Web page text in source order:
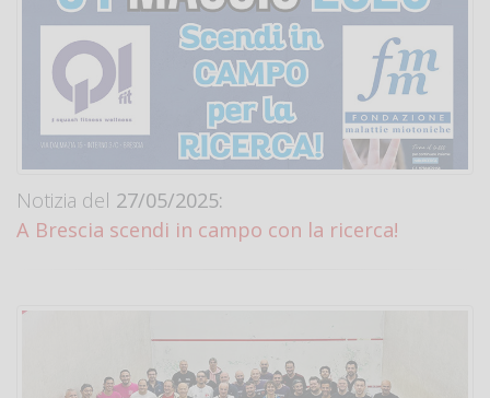
Notizia del 27/05/2025:
A Brescia scendi in campo con la ricerca!